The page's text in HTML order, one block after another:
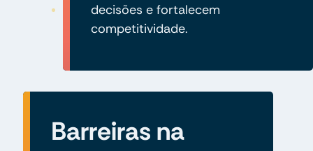
decisões e fortalecem
competitividade.
Barreiras na